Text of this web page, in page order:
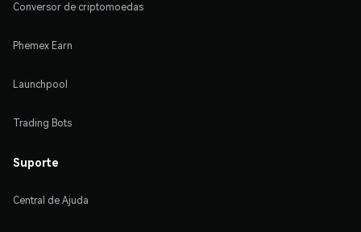
Conversor de criptomoedas
Phemex Earn
Launchpool
Trading Bots
Suporte
Central de Ajuda